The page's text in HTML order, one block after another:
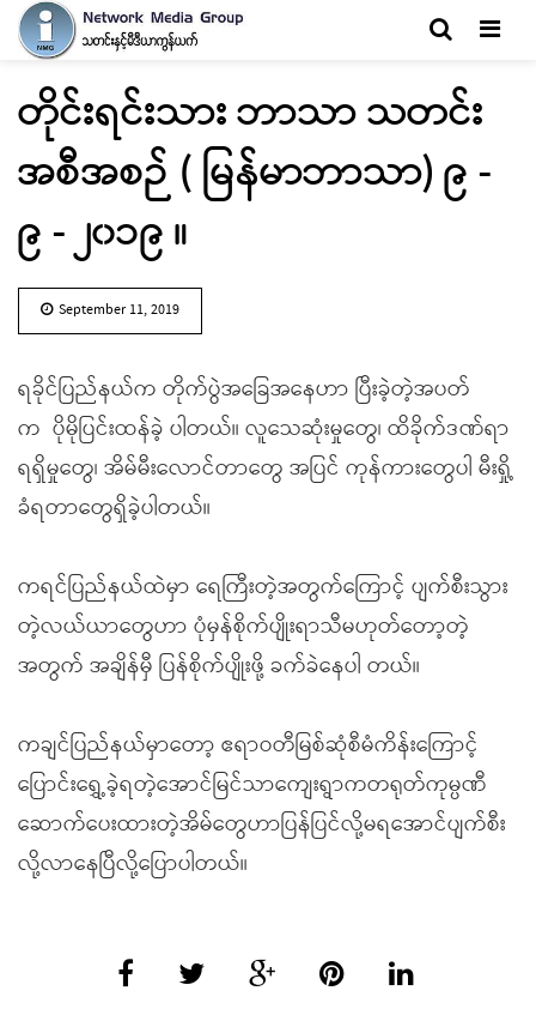
တိုင်းရင်းသား ဘာသာ သတင်း
အစီအစဉ် ( မြန်မာဘာသာ) ၉ -
၉ - ၂၀၁၉ ။
September 11, 2019
ရခိုင်ပြည်နယ်က တိုက်ပွဲအခြေအနေဟာ ပြီးခဲ့တဲ့အပတ်
က ပိုမိုပြင်းထန်ခဲ့ ပါတယ်။ လူသေဆုံးမှုတွေ၊ ထိခိုက်ဒဏ်ရာ
ရရှိမှုတွေ၊ အိမ်မီးလောင်တာတွေ အပြင် ကုန်ကားတွေပါ မီးရှို့
ခံရတာတွေရှိခဲ့ပါတယ်။
ကရင်ပြည်နယ်ထဲမှာ ရေကြီးတဲ့အတွက်ကြောင့် ပျက်စီးသွား
တဲ့လယ်ယာတွေဟာ ပုံမှန်စိုက်ပျိုးရာသီမဟုတ်တော့တဲ့
အတွက် အချိန်မှီ ပြန်စိုက်ပျိုးဖို့ ခက်ခဲနေပါ တယ်။
ကချင်ပြည်နယ်မှာတော့ ဧရာဝတီမြစ်ဆုံစီမံကိန်းကြောင့်
ပြောင်းရွှေ့ခဲ့ရတဲ့အောင်မြင်သာကျေးရွာကတရုတ်ကုမ္ပဏီ
ဆောက်ပေးထားတဲ့အိမ်တွေဟာပြန်ပြင်လို့မရအောင်ပျက်စီး
လို့လာနေပြီလို့ပြောပါတယ်။